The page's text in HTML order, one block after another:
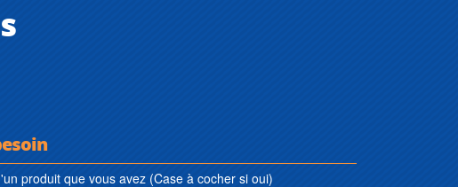
produit que vous avez (Case à cocher si oui)